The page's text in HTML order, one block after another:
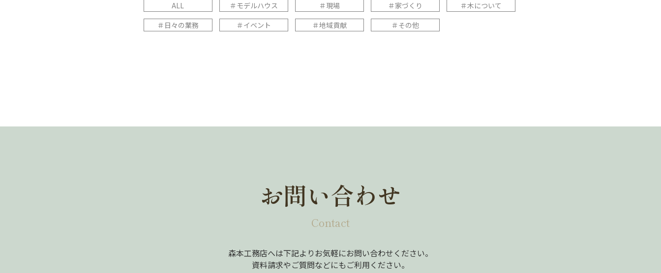
ALL ＃モデルハウス ＃現場 ＃家づくり
＃木について
＃日々の業務
＃イベント ＃地域貢献 ＃その他
お問い合わせ
Contact
森本工務店へは下記よりお気軽にお問い合わせください。
資料請求やご質問などにもご利用ください。